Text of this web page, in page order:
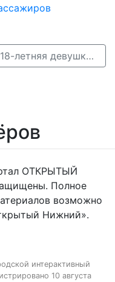
18-летняя девушка на «Лексусе» протаранила ВАЗ под Нижним: один погиб, двое пострадали →
ОТКРЫТЫЙ
Полное
возможно
Нижний».
интерактивный
10 августа